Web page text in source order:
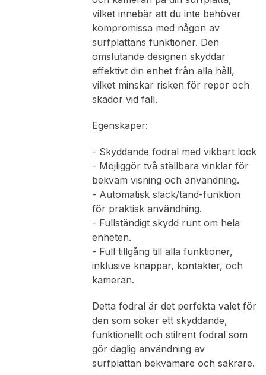
vilket innebär att du inte behöver
kompromissa med någon av
surfplattans funktioner. Den
omslutande designen skyddar
effektivt din enhet från alla håll,
vilket minskar risken för repor och
skador vid fall.
Egenskaper:
- Skyddande fodral med vikbart lock
- Möjliggör två ställbara vinklar för
bekväm visning och användning.
- Automatisk släck/tänd-funktion
för praktisk användning.
- Fullständigt skydd runt om hela
enheten.
- Full tillgång till alla funktioner,
inklusive knappar, kontakter, och
kameran.
Detta fodral är det perfekta valet för
den som söker ett skyddande,
funktionellt och stilrent fodral som
gör daglig användning av
surfplattan bekvämare och säkrare.